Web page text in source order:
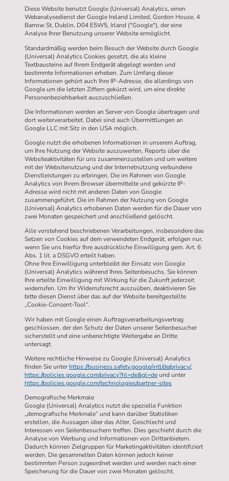
Diese Website benutzt Google (Universal) Analytics, einen
Webanalysedienst der Google Ireland Limited, Gordon House, 4
Barrow St, Dublin, D04 E5W5, Irland ("Google"), der eine
Analyse Ihrer Benutzung unserer Website ermöglicht.
Standardmäßig werden beim Besuch der Website durch Google
(Universal) Analytics Cookies gesetzt, die als kleine
Textbausteine auf Ihrem Endgerät abgelegt werden und
bestimmte Informationen erheben. Zum Umfang dieser
Informationen gehört auch Ihre IP-Adresse, die allerdings von
Google um die letzten Ziffern gekürzt wird, um eine direkte
Personenbeziehbarkeit auszuschließen.
Die Informationen werden an Server von Google übertragen und
dort weiterverarbeitet. Dabei sind auch Übermittlungen an
Google LLC mit Sitz in den USA möglich.
Google nutzt die erhobenen Informationen in unserem Auftrag,
um Ihre Nutzung der Website auszuwerten, Reports über die
Websiteaktivitäten für uns zusammenzustellen und um weitere
mit der Websitenutzung und der Internetnutzung verbundene
Dienstleistungen zu erbringen. Die im Rahmen von Google
Analytics von Ihrem Browser übermittelte und gekürzte IP-
Adresse wird nicht mit anderen Daten von Google
zusammengeführt. Die im Rahmen der Nutzung von Google
(Universal) Analytics erhobenen Daten werden für die Dauer von
zwei Monaten gespeichert und anschließend gelöscht.
Alle vorstehend beschriebenen Verarbeitungen, insbesondere das
Setzen von Cookies auf dem verwendeten Endgerät, erfolgen nur,
wenn Sie uns hierfür Ihre ausdrückliche Einwilligung gem. Art. 6
Abs. 1 lit. a DSGVO erteilt haben.
Ohne Ihre Einwilligung unterbleibt der Einsatz von Google
(Universal) Analytics während Ihres Seitenbesuchs. Sie können
Ihre erteilte Einwilligung mit Wirkung für die Zukunft jederzeit
widerrufen. Um Ihr Widerrufsrecht auszuüben, deaktivieren Sie
bitte diesen Dienst über das auf der Website bereitgestellte
„Cookie-Consent-Tool“.
Wir haben mit Google einen Auftragsverarbeitungsvertrag
geschlossen, der den Schutz der Daten unserer Seitenbesucher
sicherstellt und eine unberechtigte Weitergabe an Dritte
untersagt.
Weitere rechtliche Hinweise zu Google (Universal) Analytics
finden Sie unter https://business.safety.google/intl/de/privacy/,
https://policies.google.com/privacy?hl=de&gl=de und unter
https://policies.google.com/technologies/partner-sites
Demografische Merkmale
Google (Universal) Analytics nutzt die spezielle Funktion
„demografische Merkmale“ und kann darüber Statistiken
erstellen, die Aussagen über das Alter, Geschlecht und
Interessen von Seitenbesuchern treffen. Dies geschieht durch die
Analyse von Werbung und Informationen von Drittanbietern.
Dadurch können Zielgruppen für Marketingaktivitäten identifiziert
werden. Die gesammelten Daten können jedoch keiner
bestimmten Person zugeordnet werden und werden nach einer
Speicherung für die Dauer von zwei Monaten gelöscht.